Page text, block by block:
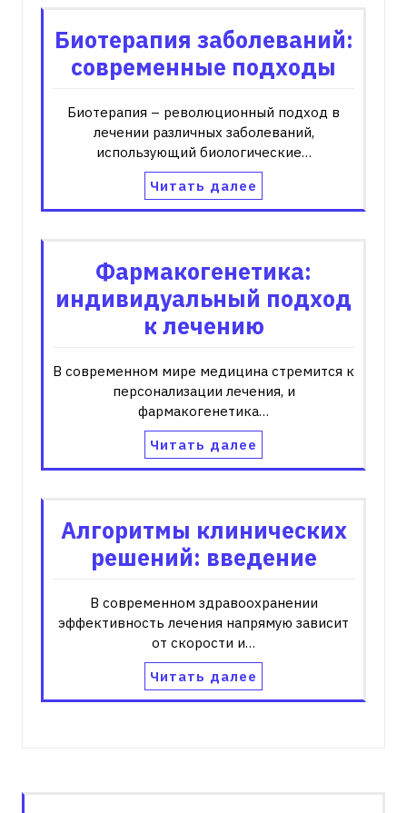
Биотерапия заболеваний:
современные подходы
Биотерапия – революционный подход в
лечении различных заболеваний,
использующий биологические…
Читать далее
Фармакогенетика:
индивидуальный подход
к лечению
В современном мире медицина стремится к
персонализации лечения, и
фармакогенетика…
Читать далее
Алгоритмы клинических
решений: введение
В современном здравоохранении
эффективность лечения напрямую зависит
от скорости и…
Читать далее